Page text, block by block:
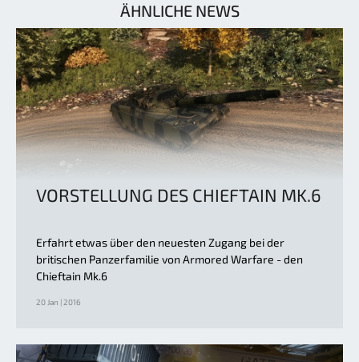
ÄHNLICHE NEWS
VORSTELLUNG DES CHIEFTAIN MK.6
Erfahrt etwas über den neuesten Zugang bei der
britischen Panzerfamilie von Armored Warfare - den
Chieftain Mk.6
20 Jan | 2016